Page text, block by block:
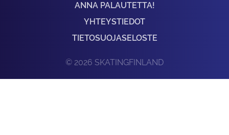
ANNA PALAUTETTA!
YHTEYSTIEDOT
TIETOSUOJASELOSTE
© 2026 SKATINGFINLAND